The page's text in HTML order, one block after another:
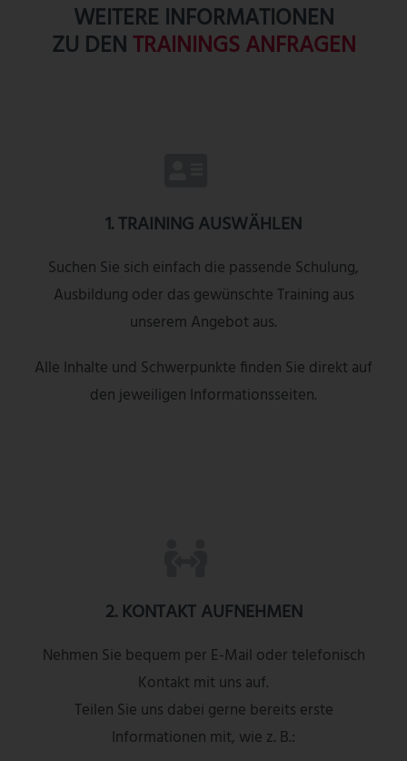
WEITERE INFORMATIONEN
ZU DENTRAININGS ANFRAGEN
1. TRAINING AUSWÄHLEN
Suchen Sie sich einfach die passende Schulung,
Ausbildung oder das gewünschte Training aus
unserem Angebot aus.
Alle Inhalte und Schwerpunkte finden Sie direkt auf
den jeweiligen Informationsseiten.
2. KONTAKT AUFNEHMEN
Nehmen Sie bequem per E-Mail oder telefonisch
Kontakt mit uns auf.
Teilen Sie uns dabei gerne bereits erste
Informationen mit, wie z. B.: